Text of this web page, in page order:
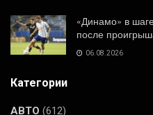
«Динамо» в
после
06.08.2026
Категории
АВТО (612)